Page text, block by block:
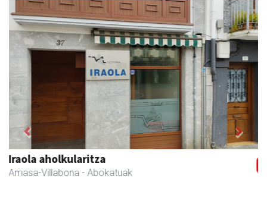
Amasa-Villabonako Udala
Amasa-Villabona - Udaletxeak
Previous Next